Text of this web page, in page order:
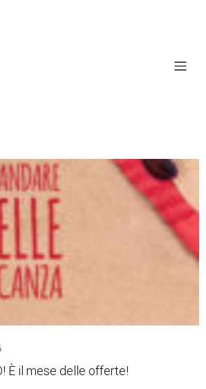
È il mese delle offerte!